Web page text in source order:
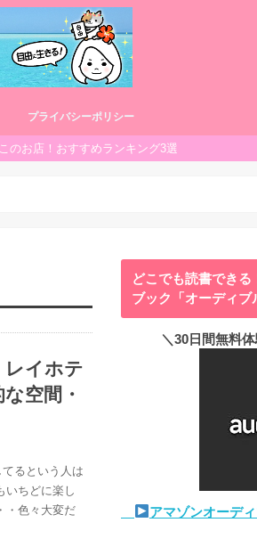
プライバシーポリシー
のお店！おすすめランキング3選
レイホテ
空間・
るという人は
いちどに楽し
・色々大変だ
どこでも読書でき
ブック「オーディブ
＼30日間無料体
アマゾンオーデ